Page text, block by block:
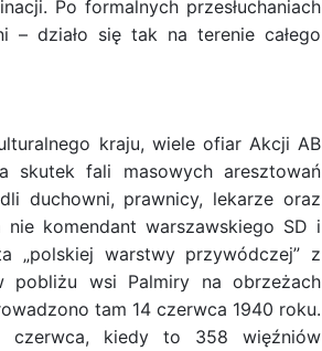
Po formalnych przesłuchaniach
– działo się tak na terenie całego
kraju, wiele ofiar Akcji AB
skutek fali masowych aresztowań
duchowni, prawnicy, lekarze oraz
nie komendant warszawskiego SD i
„polskiej warstwy przywódczej” z
pobliżu wsi Palmiry na obrzeżach
tam 14 czerwca 1940 roku.
czerwca, kiedy to 358 więźniów